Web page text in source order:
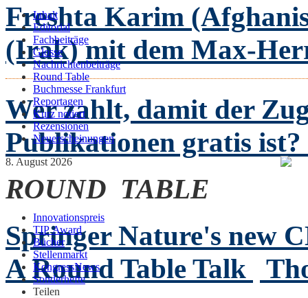
Inhalt
Editorial
Fachbeiträge
Glosse
Nachrichtenbeiträge
Round Table
Buchmesse Frankfurt
Reportagen
Kurz notiert
Rezensionen
Neuerscheinungen
8. August 2026
Innovationspreis
TIP Award
Bücher
Stellenmarkt
KongressNews
Sonderhefte
Teilen
Freshta Karim
(Irak) mit dem Max-
Wer zahlt, damit der
Publikationen gratis ist?
ROUND TABLE
Springer Nature's new
A Round Table Talk